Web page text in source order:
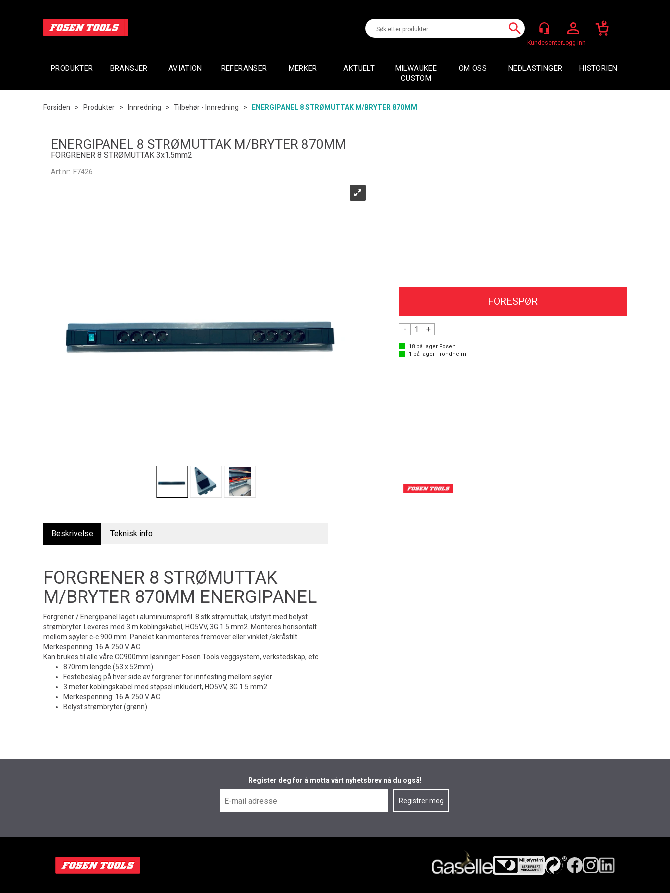
Logg inn
PRODUKTER BRANSJER AVIATION REFERANSER MERKER AKTUELT
MILWAUKEE
CUSTOM
OM OSS NEDLASTINGER HISTORIEN
Forsiden > Produkter > Innredning > Tilbehør - Innredning > ENERGIPANEL 8 STRØMUTTAK M/BRYTER 870MM
ENERGIPANEL 8 STRØMUTTAK M/BRYTER 870MM
FORGRENER 8 STRØMUTTAK 3x1.5mm2
Art.nr: F7426
FORESPØR
- +
18på lagerFosen
1 på lagerTrondheim
Beskrivelse Teknisk info
FORGRENER 8 STRØMUTTAK
M/BRYTER 870MM ENERGIPANEL
Forgrener / Energipanel laget i aluminiumsprofil. 8 stk strømuttak, utstyrt med belyst
strømbryter. Leveres med 3 m koblingskabel, HO5VV, 3G 1.5 mm2. Monteres horisontalt
mellom søyler c-c 900 mm. Panelet kan monteres fremover eller vinklet /skråstilt.
Merkespenning: 16 A 250 V AC.
Kan brukes til alle våre CC900mm løsninger: Fosen Tools veggsystem, verkstedskap, etc.
870mm lengde (53 x 52mm)
Festebeslag på hver side av forgrener for innfesting mellom søyler
3 meter koblingskabel med støpsel inkludert, HO5VV, 3G 1.5 mm2
Merkespenning: 16 A 250 V AC
Belyst strømbryter (grønn)
Register deg for å motta vårt nyhetsbrev nå du også!